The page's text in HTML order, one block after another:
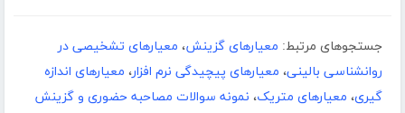
جستجوهای مرتبط: معیارهای گزینش، معیارهای تشخیصی در
روانشناسی بالینی، معیارهای پیچیدگی نرم افزار، معیارهای اندازه
گیری، معیارهای متریک، نمونه سوالات مصاحبه حضوری و گزینش